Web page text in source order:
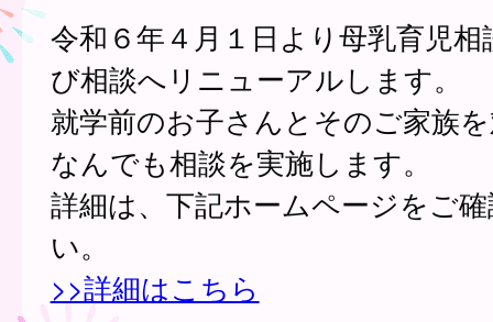
令和６年４月１日より母乳育児
び相談へリニューアルします。
就学前のお子さんとそのご家族
なんでも相談を実施します。
詳細は、下記ホームページをご
い。
>>詳細はこちら